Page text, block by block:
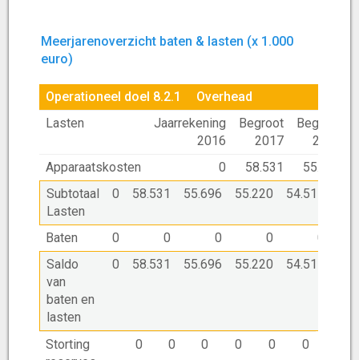
Meerjarenoverzicht baten & lasten (x 1.000
euro)
Operationeel doel 8.2.1
Overhead
Lasten
Jaarrekening
2016
Begroot
2017
Begroot
2018
Apparaatskosten 0 58.531
55.696
Subtotaal
Lasten
0 58.531 55.696 55.220 54.517
Baten 0 0 0 0
0
Saldo
van
baten en
lasten
0 58.531 55.696 55.220 54.517
Storting
0 0 0 0 0 0